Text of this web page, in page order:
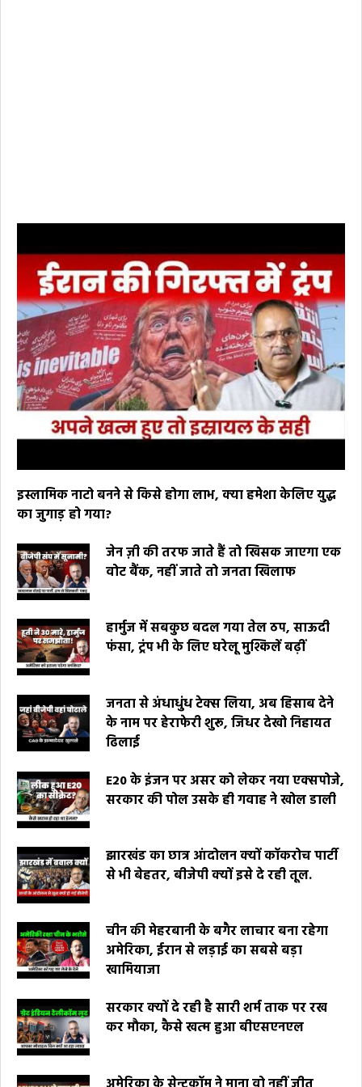
इस्लामिक नाटो बनने से किसे होगा लाभ, क्या हमेशा केलिए युद्ध
का जुगाड़ हो गया?
जेन ज़ी की तरफ जाते हैं तो खिसक जाएगा एक
वोट बैंक, नहीं जाते तो जनता खिलाफ
हार्मुज में सबकुछ बदल गया तेल ठप, साऊदी
फंसा, ट्रंप भी के लिए घरेलू मुश्किलें बढ़ीं
जनता से अंधाधुंध टेक्स लिया, अब हिसाब देने
के नाम पर हेराफेरी शुरू, जिधर देखो निहायत
ढिलाई
E20 के इंजन पर असर को लेकर नया एक्सपोजे,
सरकार की पोल उसके ही गवाह ने खोल डाली
झारखंड का छात्र आंदोलन क्यों कॉकरोच पार्टी
से भी बेहतर, बीजेपी क्यों इसे दे रही तूल.
चीन की मेहरबानी के बगैर लाचार बना रहेगा
अमेरिका, ईरान से लड़ाई का सबसे बड़ा
खामियाजा
सरकार क्यों दे रही है सारी शर्म ताक पर रख
कर मौका, कैसे खत्म हुआ बीएसएनएल